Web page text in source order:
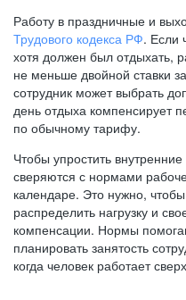
Работу в праздничные и
Трудового кодекса РФ. Если
хотя должен был отдыхать,
не меньше двойной ставки
сотрудник может выбрать
день отдыха компенсирует
по обычному тарифу.
Чтобы упростить
сверяются с нормами
календаре. Это нужно,
распределить нагрузку и
компенсации. Нормы
планировать занятость
когда человек работает